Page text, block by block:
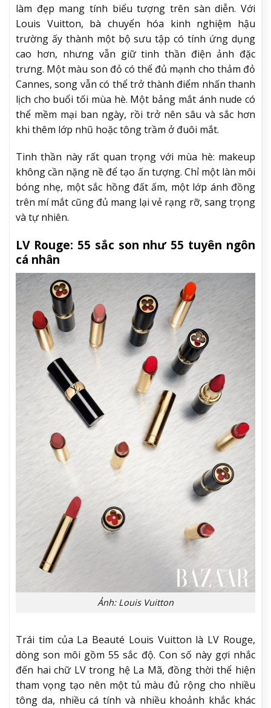
làm đẹp mang tính biểu tượng trên sàn diễn. Với
Louis Vuitton, bà chuyển hóa kinh nghiệm hậu
trường ấy thành một bộ sưu tập có tính ứng dụng
cao hơn, nhưng vẫn giữ tinh thần điện ảnh đặc
trưng. Một màu son đỏ có thể đủ mạnh cho thảm đỏ
Cannes, song vẫn có thể trở thành điểm nhấn thanh
lịch cho buổi tối mùa hè. Một bảng mắt ánh nude có
thể mềm mại ban ngày, rồi trở nên sâu và sắc hơn
khi thêm lớp nhũ hoặc tông trầm ở đuôi mắt.
Tinh thần này rất quan trọng với mùa hè: makeup
không cần nặng nề để tạo ấn tượng. Chỉ một làn môi
bóng nhẹ, một sắc hồng đất ấm, một lớp ánh đồng
trên mí mắt cũng đủ mang lại vẻ rạng rỡ, sang trọng
và tự nhiên.
LV Rouge: 55 sắc son như 55 tuyên ngôn
cá nhân
Ảnh: Louis Vuitton
Trái tim của La Beauté Louis Vuitton là LV Rouge,
dòng son môi gồm 55 sắc độ. Con số này gợi nhắc
đến hai chữ LV trong hệ La Mã, đồng thời thể hiện
tham vọng tạo nên một tủ màu đủ rộng cho nhiều
tông da, nhiều cá tính và nhiều khoảnh khắc khác